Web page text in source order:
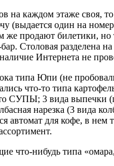
на каждом этаже своя,
(выдается один на
же продают билетики,
Столовая разделена
Интернета не
типа Юпи (не
что-то типа
СУПЫ; 3 вида выпечки
нарезка (3 вида
автомат для кофе, в
что-нибудь типа